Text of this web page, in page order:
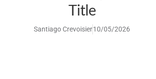
Title
Santiago Crevoisier10/05/2026